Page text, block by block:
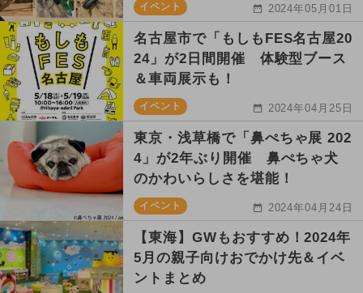
イベント 2024年05月01日
名古屋市で「もしもFES名古屋20
24」が2日間開催 体験型ブース
＆車両展示も！
イベント 2024年04月25日
東京・浅草橋で「鼻ぺちゃ展 202
4」が2年ぶり開催 鼻ぺちゃ犬
のかわいらしさを堪能！
イベント 2024年04月24日
【東海】GWもおすすめ！2024年
5月の親子向けおでかけ先＆イベ
ントまとめ